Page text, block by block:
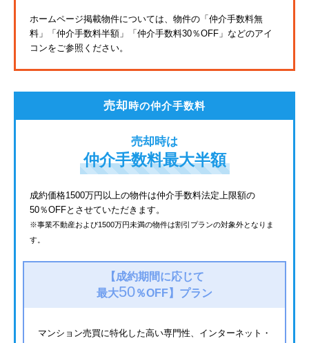
東武東上線
JR鶴見線
京成金町線
ホームページ掲載物件については、物件の「仲介手数料無
料」
「仲介手数料半額」「仲介手数料30％OFF」などのアイ
コンをご参照ください。
売却時の仲介手数料
売却時は
仲介手数料最大半額
成約価格1500万円以上の物件は仲介手数料法定上限額の
50％OFFとさせていただきます。
※事業不動産および1500万円未満の物件は割引プランの対象外となりま
す。
【成約期間に応じて
最大50％OFF】 プラン
マンション売買に特化した高い専門性、インターネット・